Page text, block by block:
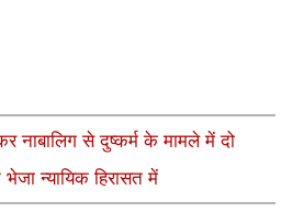
नाबालिग से दुष्कर्म के मामले में दो
न्यायिक हिरासत में